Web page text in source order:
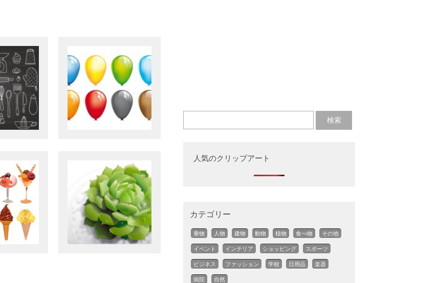
人気のクリップアート
カテゴリー
乗物 人物 建物 動物 植物 食べ物 その他
イベント インテリア ショッピング スポーツ
ビジネス ファッション 学校 日用品 楽器
病院 自然